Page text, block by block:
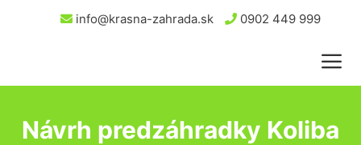
info@krasna-zahrada.sk 0902 449 999
Návrh predzáhradky Koliba